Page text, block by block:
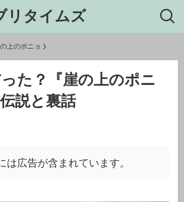
リタイムズ
上のポニョ
た？『崖の上のポニ
説と裏話
は広告が含まれています。